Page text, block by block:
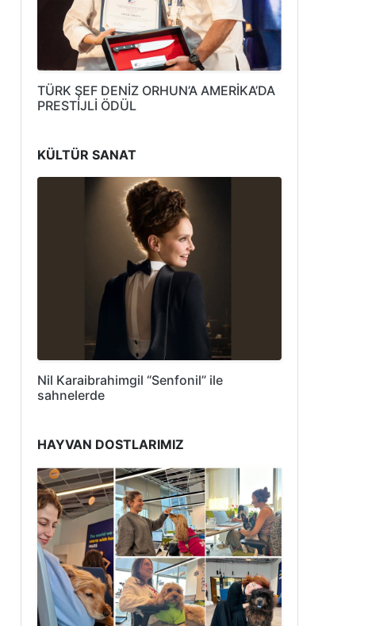
TÜRK ŞEF DENİZ ORHUN’A AMERİKA’DA
PRESTİJLİ ÖDÜL
KÜLTÜR SANAT
Nil Karaibrahimgil “Senfonil” ile
sahnelerde
HAYVAN DOSTLARIMIZ